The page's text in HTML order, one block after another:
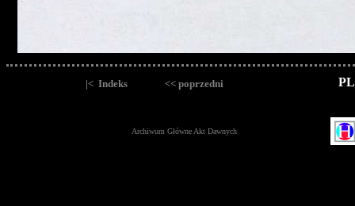
|< Indeks << poprzedni
Archiwum Główne Akt Dawnych